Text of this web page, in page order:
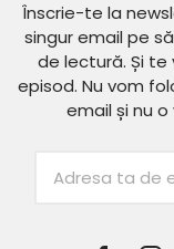
Înscrie-te la
singur email pe
de lectură. Și
episod. Nu vom
email și nu
Email